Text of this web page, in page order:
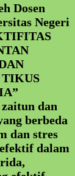
Dosen
Negeri
TIKUS
dan
berbeda
dan stres
dalam